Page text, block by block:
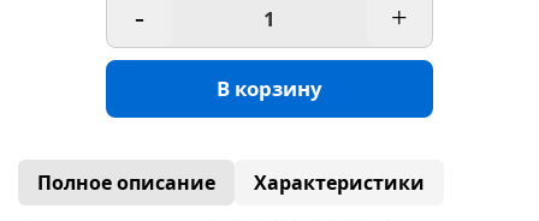
- +
В корзину
Полное описание
Характеристики